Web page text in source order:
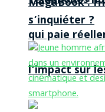
qui paie
l’impact sur
MegaBook :
s’inquiéter ?